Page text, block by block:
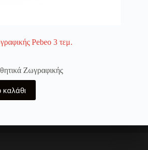
Pebeo 3 τεμ.
Ζωγραφικής